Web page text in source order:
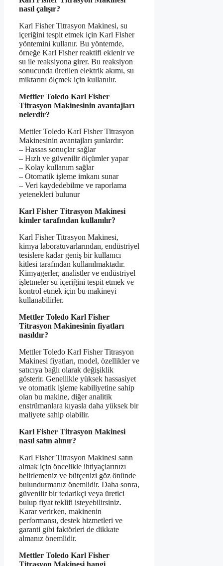
nasıl çalışır?
Karl Fisher Titrasyon Makinesi, su
içeriğini tespit etmek için Karl Fisher
yöntemini kullanır. Bu yöntemde,
örneğe Karl Fisher reaktifi eklenir ve
su ile reaksiyona girer. Bu reaksiyon
sonucunda üretilen elektrik akımı, su
miktarını ölçmek için kullanılır.
Mettler Toledo Karl Fisher
Titrasyon Makinesinin avantajları
nelerdir?
Mettler Toledo Karl Fisher Titrasyon
Makinesinin avantajları şunlardır:
– Hassas sonuçlar sağlar
– Hızlı ve güvenilir ölçümler yapar
– Kolay kullanım sağlar
– Otomatik işleme imkanı sunar
– Veri kaydedebilme ve raporlama
yetenekleri bulunur
Karl Fisher Titrasyon Makinesi
kimler tarafından kullanılır?
Karl Fisher Titrasyon Makinesi,
kimya laboratuvarlarından, endüstriyel
tesislere kadar geniş bir kullanıcı
kitlesi tarafından kullanılmaktadır.
Kimyagerler, analistler ve endüstriyel
işletmeler su içeriğini tespit etmek ve
kontrol etmek için bu makineyi
kullanabilirler.
Mettler Toledo Karl Fisher
Titrasyon Makinesinin fiyatları
nasıldır?
Mettler Toledo Karl Fisher Titrasyon
Makinesi fiyatları, model, özellikler ve
satıcıya bağlı olarak değişiklik
gösterir. Genellikle yüksek hassasiyet
ve otomatik işleme kabiliyetine sahip
olan bu makine, diğer analitik
enstrümanlara kıyasla daha yüksek bir
maliyete sahip olabilir.
Karl Fisher Titrasyon Makinesi
nasıl satın alınır?
Karl Fisher Titrasyon Makinesi satın
almak için öncelikle ihtiyaçlarınızı
belirlemeniz ve bütçenizi göz önünde
bulundurmanız önemlidir. Daha sonra,
güvenilir bir tedarikçi veya üretici
bulup fiyat teklifi isteyebilirsiniz.
Karar verirken, makinenin
performansı, destek hizmetleri ve
garanti gibi faktörleri de dikkate
almanız önemlidir.
Mettler Toledo Karl Fisher